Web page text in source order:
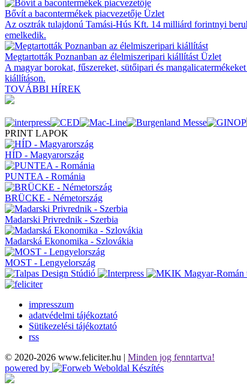
Bővít a bacontermékek piacvezetője Üzlet
Az osztrák tulajdonú Tamási-Hús Kft. 14 milliárd forintnyi
emelkedik.
Megtartották Poznanban az élelmiszeripari kiállítást Üzlet
A magyar borokat, fűszereket, sütőipari és
kiállításon.
TOVÁBBI HÍREK
PRINT LAPOK
HÍD - Magyarország
PUNTEA - Románia
BRÜCKE - Németország
Madarski Privrednik - Szerbia
Madarská Ekonomika - Szlovákia
MOST - Lengyelország
impresszum
adatvédelmi tájékoztató
Sütikezelési tájékoztató
rss
© 2020-2026 www.feliciter.hu | Minden jog fenntartva!
powered by